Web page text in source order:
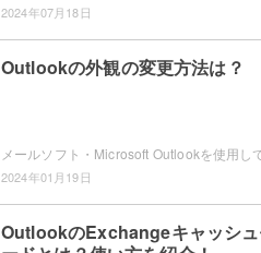
2024年07月18日
Outlookの外観の変更方法は？
2024年01月19日
OutlookのExchangeキャッシ